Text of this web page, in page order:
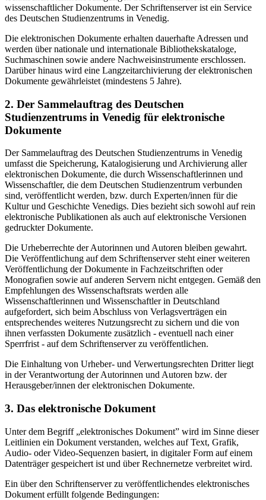
wissenschaftlicher Dokumente. Der Schriftenserver ist ein Service
des Deutschen Studienzentrums in Venedig.
Die elektronischen Dokumente erhalten dauerhafte Adressen und
werden über nationale und internationale Bibliothekskataloge,
Suchmaschinen sowie andere Nachweisinstrumente erschlossen.
Darüber hinaus wird eine Langzeitarchivierung der elektronischen
Dokumente gewährleistet (mindestens 5 Jahre).
2. Der Sammelauftrag des Deutschen
Studienzentrums in Venedig für elektronische
Dokumente
Der Sammelauftrag des Deutschen Studienzentrums in Venedig
umfasst die Speicherung, Katalogisierung und Archivierung aller
elektronischen Dokumente, die durch Wissenschaftlerinnen und
Wissenschaftler, die dem Deutschen Studienzentrum verbunden
sind, veröffentlicht werden, bzw. durch Experten/innen für die
Kultur und Geschichte Venedigs. Dies bezieht sich sowohl auf rein
elektronische Publikationen als auch auf elektronische Versionen
gedruckter Dokumente.
Die Urheberrechte der Autorinnen und Autoren bleiben gewahrt.
Die Veröffentlichung auf dem Schriftenserver steht einer weiteren
Veröffentlichung der Dokumente in Fachzeitschriften oder
Monografien sowie auf anderen Servern nicht entgegen. Gemäß den
Empfehlungen des Wissenschaftsrats werden alle
Wissenschaftlerinnen und Wissenschaftler in Deutschland
aufgefordert, sich beim Abschluss von Verlagsverträgen ein
entsprechendes weiteres Nutzungsrecht zu sichern und die von
ihnen verfassten Dokumente zusätzlich - eventuell nach einer
Sperrfrist - auf dem Schriftenserver zu veröffentlichen.
Die Einhaltung von Urheber- und Verwertungsrechten Dritter liegt
in der Verantwortung der Autorinnen und Autoren bzw. der
Herausgeber/innen der elektronischen Dokumente.
3. Das elektronische Dokument
Unter dem Begriff „elektronisches Dokument” wird im Sinne dieser
Leitlinien ein Dokument verstanden, welches auf Text, Grafik,
Audio- oder Video-Sequenzen basiert, in digitaler Form auf einem
Datenträger gespeichert ist und über Rechnernetze verbreitet wird.
Ein über den Schriftenserver zu veröffentlichendes elektronisches
Dokument erfüllt folgende Bedingungen: